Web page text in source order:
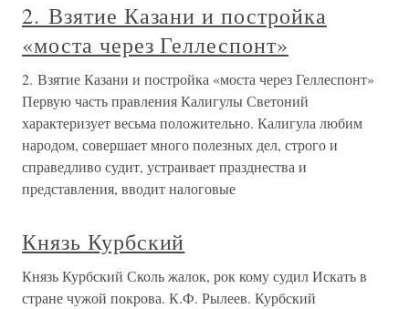
2. Взятие Казани и постройка
«моста через Геллеспонт»
2. Взятие Казани и постройка «моста через Геллеспонт»
Первую часть правления Калигулы Светоний
характеризует весьма положительно. Калигула любим
народом, совершает много полезных дел, строго и
справедливо судит, устраивает празднества и
представления, вводит налоговые
Князь Курбский
Князь Курбский Сколь жалок, рок кому судил Искать в
стране чужой покрова. К.Ф. Рылеев. Курбский